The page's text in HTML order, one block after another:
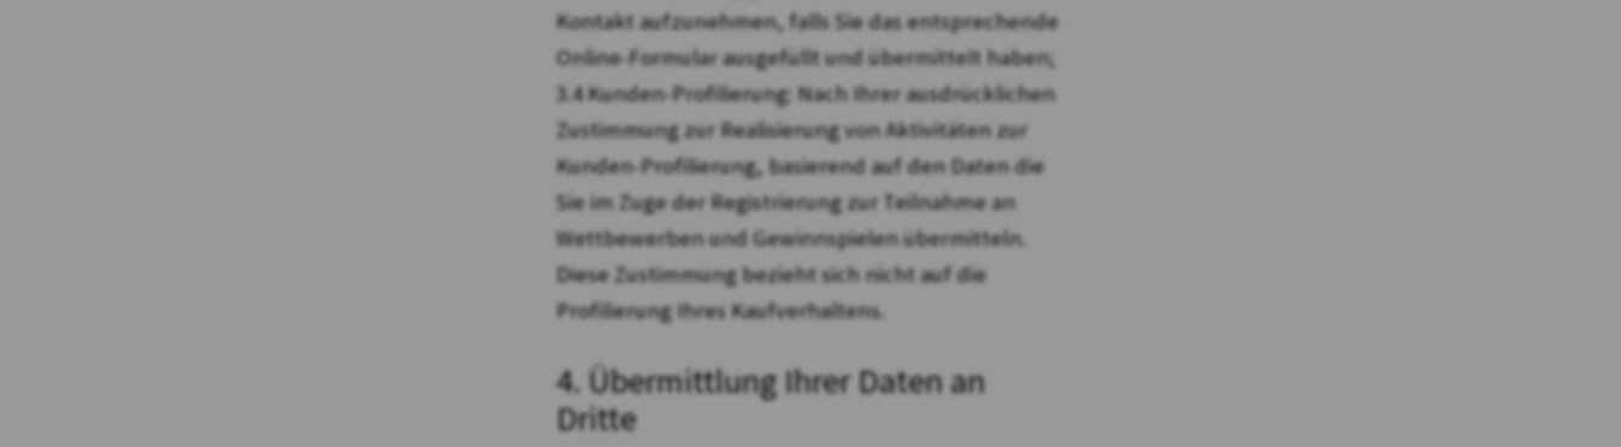
Kontakt aufzunehmen, falls Sie das entsprechende
Online-Formular ausgefüllt und übermittelt haben;
3.4 Kunden-Profilierung: Nach Ihrer ausdrücklichen
Zustimmung zur Realisierung von Aktivitäten zur
Kunden-Profilierung, basierend auf den Daten die
Sie im Zuge der Registrierung zur Teilnahme an
Wettbewerben und Gewinnspielen übermitteln.
Diese Zustimmung bezieht sich nicht auf die
Profilierung Ihres Kaufverhaltens.
4. Übermittlung Ihrer Daten an
Dritte